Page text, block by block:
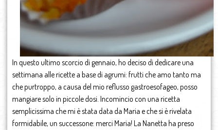
In questo ultimo scorcio di gennaio, ho deciso di dedicare una
settimana alle ricette a base di agrumi: frutti che amo tanto ma
che purtroppo, a causa del mio reflusso gastroesofageo, posso
mangiare solo in piccole dosi. Incomincio con una ricetta
semplicissima che mi è stata data da Maria e che si è rivelata
formidabile, un successone: merci Maria! La Nanetta ha preso